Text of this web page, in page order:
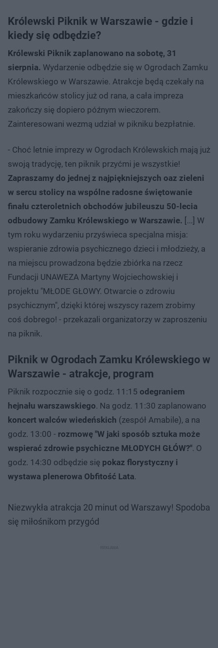
Królewski Piknik w Warszawie - gdzie i
kiedy się odbędzie?
Królewski Piknik zaplanowano na sobotę, 31
sierpnia. Wydarzenie odbędzie się w Ogrodach Zamku
Królewskiego w Warszawie. Atrakcje będą czekały na
mieszkańców stolicy już od rana, a cała impreza
zakończy się dopiero późnym wieczorem.
Zainteresowani wezmą udział w pikniku bezpłatnie.
- Choć letnie imprezy w Ogrodach Królewskich mają już
swoją tradycję, ten piknik przyćmi je wszystkie!
Zapraszamy do jednej z najpiękniejszych oaz zieleni
w sercu stolicy na wspólne radosne świętowanie
finału czteroletnich obchodów jubileuszu 50-lecia
odbudowy Zamku Królewskiego w Warszawie. [...] W
tym roku wydarzeniu przyświeca specjalna misja:
wspieranie zdrowia psychicznego dzieci i młodzieży, a
na miejscu prowadzona będzie zbiórka na rzecz
Fundacji UNAWEZA Martyny Wojciechowskiej i
projektu "MŁODE GŁOWY. Otwarcie o zdrowiu
psychicznym", dzięki której wszyscy razem zrobimy
coś dobrego! - przekazali organizatorzy w zaproszeniu
na piknik.
Piknik w Ogrodach Zamku Królewskiego w
Warszawie - atrakcje, program
Piknik rozpocznie się o godz. 11:15 odegraniem
hejnału warszawskiego. Na godz. 11:30 zaplanowano
koncert walców wiedeńskich (zespół Amabile), a na
godz. 13:00 - rozmowę "W jaki sposób sztuka może
wspierać zdrowie psychiczne MŁODYCH GŁÓW?". O
godz. 14:30 odbędzie się pokaz florystyczny i
wystawa plenerowa Obfitość Lata.
Niezwykła atrakcja 20 minut od Warszawy! Spodoba
się miłośnikom przygód